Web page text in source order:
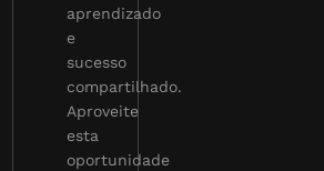
aprendizado
e
sucesso
compartilhado.
Aproveite
esta
oportunidade